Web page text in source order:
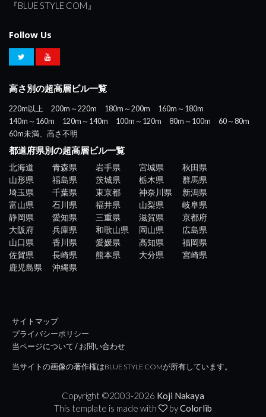
『BLUE STYLE COM』
Follow Us
高さ別の超高層ビル一覧
220m以上 200m～220m 180m～200m
160m～180m
140m～160m
120m～140m 100m～120m 80m～100m
60～80m
60m未満、高さ不明
都道府県別の超高層ビル一覧
北海道 青森県 岩手県 宮城県
秋田県
山形県
福島県 茨城県 栃木県
群馬県
埼玉県
千葉県 東京都 神奈川県
新潟県
富山県
石川県 福井県 山梨県
岐阜県
静岡県
愛知県 三重県 滋賀県
京都府
大阪府
兵庫県 和歌山県 岡山県
広島県
山口県
香川県 愛媛県 高知県
福岡県
佐賀県
長崎県 熊本県 大分県
宮崎県
鹿児島県
沖縄県
サイトマップ
プライバシーポリシー
当ページについて / お問い合わせ
当サイトの画像の著作権はBLUE STYLE COMが所有しています。
Copyright ©2003-2026 Koji Nakaya
This template is made with
byColorlib